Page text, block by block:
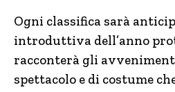
Ogni classifica sarà
introduttiva dell’anno
racconterà gli
spettacolo e di costume